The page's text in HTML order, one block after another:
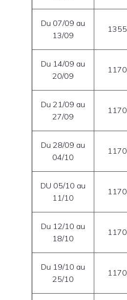
Du 07/09 au
13/09
1355
Du 14/09 au
20/09
1170
Du 21/09 au
27/09
1170
Du 28/09 au
04/10
1170
DU 05/10 au
11/10
1170
Du 12/10 au
18/10
1170
Du 19/10 au
25/10
1170